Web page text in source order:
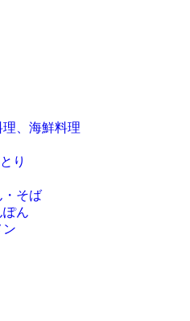
理、海鮮料理
り
・そば
ぽん
ン